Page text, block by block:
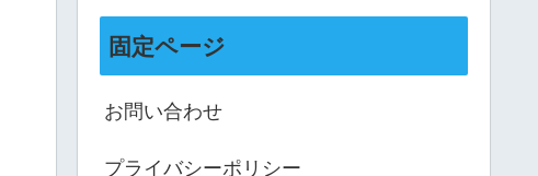
固定ページ
お問い合わせ
プライバシーポリシー